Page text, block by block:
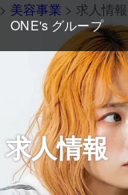
ONE's グループ
> 美容事業 > 求人情報
求人情報